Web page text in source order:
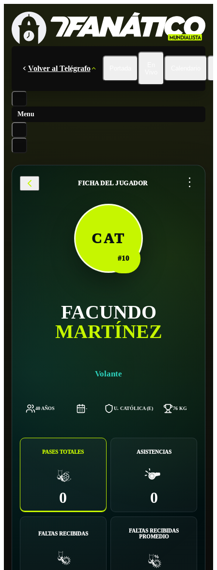
Volver al Telégrafo
Menu
FICHA DEL JUGADOR ...
CAT
#10
FACUNDO
MARTÍNEZ
Volante
40 AÑOS - U. CATÓLICA (E) 76 KG
PASES TOTALES
0
ASISTENCIAS
0
FALTAS RECIBIDAS
FALTAS RECIBIDAS
PROMEDIO